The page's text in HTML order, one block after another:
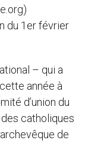
du 1er février
– qui a
année à
d’union du
catholiques
de